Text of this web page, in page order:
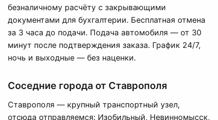
безналичному расчёту с закрывающими
документами для бухгалтерии. Бесплатная отмена
за 3 часа до подачи. Подача автомобиля — от 30
минут после подтверждения заказа. График 24/7,
ночь и выходные — без наценки.
Соседние города от Ставрополя
Ставрополя — крупный транспортный узел,
отсюда отправляемся: Изобильный, Невинномысск,